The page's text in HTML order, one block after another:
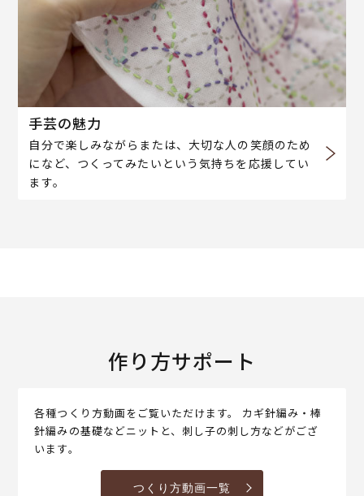
手芸の魅力
自分で楽しみながらまたは、大切な人の笑顔のため
になど、つくってみたいという気持ちを応援してい
ます。
作り方サポート
各種つくり方動画をご覧いただけます。 カギ針編み・棒
針編みの基礎などニットと、刺し子の刺し方などがござ
います。
つくり方動画一覧